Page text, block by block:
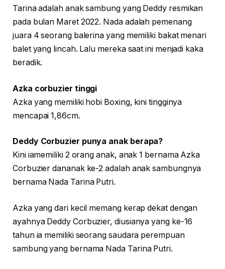
Tarina adalah anak sambung yang Deddy resmikan
pada bulan Maret 2022. Nada adalah pemenang
juara 4 seorang balerina yang memiliki bakat menari
balet yang lincah. Lalu mereka saat ini menjadi kaka
beradik.
Azka corbuzier tinggi
Azka yang memiliki hobi Boxing, kini tingginya
mencapai 1,86cm.
Deddy Corbuzier punya anak berapa?
Kini iamemiliki 2 orang anak, anak 1 bernama Azka
Corbuzier dananak ke-2 adalah anak sambungnya
bernama Nada Tarina Putri.
Azka yang dari kecil memang kerap dekat dengan
ayahnya Deddy Corbuzier, diusianya yang ke-16
tahun ia memiliki seorang saudara perempuan
sambung yang bernama Nada Tarina Putri.